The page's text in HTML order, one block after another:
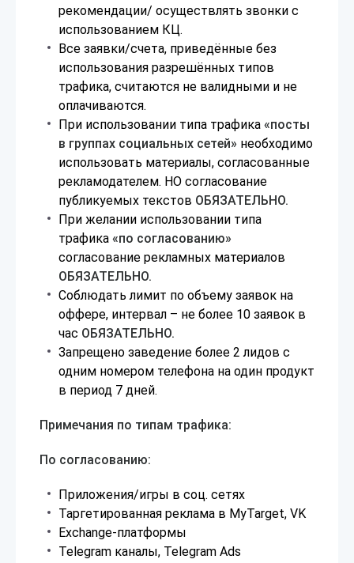
рекомендации/ осуществлять звонки с
использованием КЦ.
Все заявки/счета, приведённые без
использования разрешённых типов
трафика, считаются не валидными и не
оплачиваются.
При использовании типа трафика «посты
в группах социальных сетей» необходимо
использовать материалы, согласованные
рекламодателем. НО согласование
публикуемых текстов ОБЯЗАТЕЛЬНО.
При желании использовании типа
трафика «по согласованию»
согласование рекламных материалов
ОБЯЗАТЕЛЬНО.
Соблюдать лимит по объему заявок на
оффере, интервал – не более 10 заявок в
час ОБЯЗАТЕЛЬНО.
Запрещено заведение более 2 лидов с
одним номером телефона на один продукт
в период 7 дней.
Примечания по типам трафика:
По согласованию:
Приложения/игры в соц. сетях
Таргетированная реклама в MyTarget, VK
Exchange-платформы
Telegram каналы, Telegram Ads